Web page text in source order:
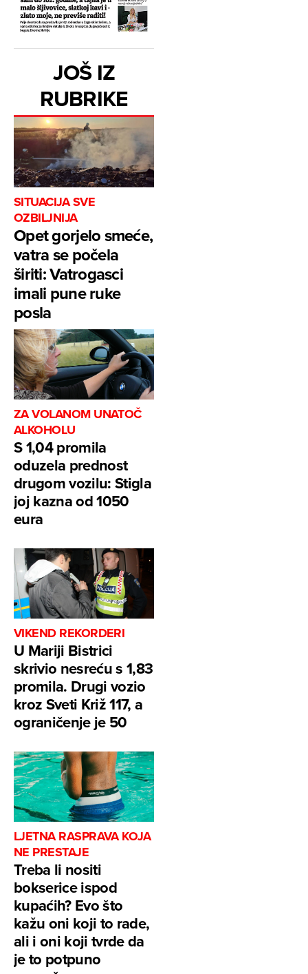
JOŠ IZ
RUBRIKE
SITUACIJA SVE
OZBILJNIJA
Opet gorjelo smeće,
vatra se počela
širiti: Vatrogasci
imali pune ruke
posla
ZA VOLANOM UNATOČ
ALKOHOLU
S 1,04 promila
oduzela prednost
drugom vozilu: Stigla
joj kazna od 1050
eura
VIKEND REKORDERI
U Mariji Bistrici
skrivio nesreću s 1,83
promila. Drugi vozio
kroz Sveti Križ 117, a
ograničenje je 50
LJETNA RASPRAVA KOJA
NE PRESTAJE
Treba li nositi
bokserice ispod
kupaćih? Evo što
kažu oni koji to rade,
ali i oni koji tvrde da
je to potpuno